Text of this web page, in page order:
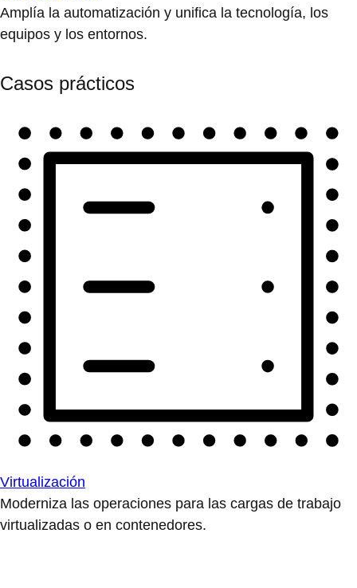
Amplía la automatización y unifica la tecnología, los
equipos y los entornos.
Casos prácticos
Virtualización
Moderniza las operaciones para las cargas de trabajo
virtualizadas o en contenedores.